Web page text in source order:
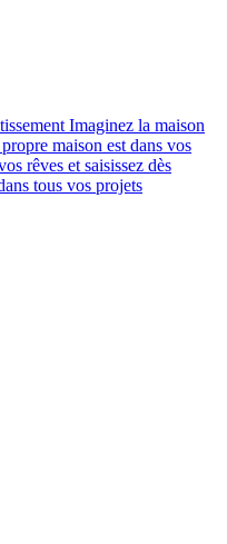
Imaginez la maison
maison est dans vos
rêves et saisissez dès
tous vos projets